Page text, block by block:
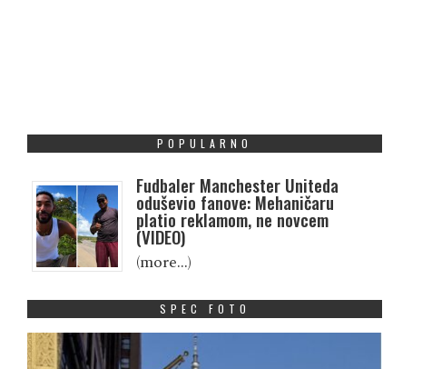
POPULARNO
Fudbaler Manchester Uniteda
oduševio fanove: Mehaničaru
platio reklamom, ne novcem
(VIDEO)
(more…)
SPEC FOTO